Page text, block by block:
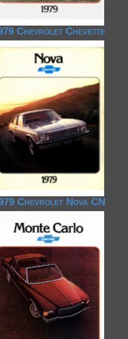
Chevrolet Chevette
Chevrolet Nova CN